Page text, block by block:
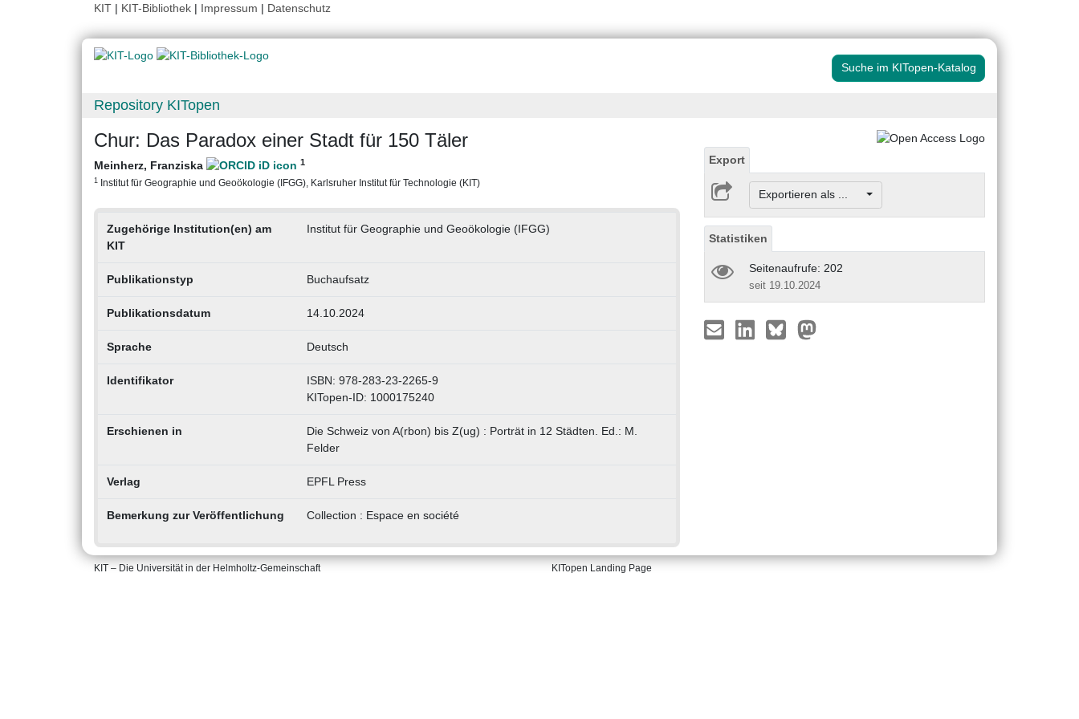
KIT | KIT-Bibliothek | Impressum | Datenschutz
Suche im KITopen-Katalog
Repository KITopen
Chur: Das Paradox einer Stadt für 150 Täler
Meinherz, Franziska 1
1 Institut für Geographie und Geoökologie (IFGG), Karlsruher Institut für Technologie (KIT)
Zugehörige Institution(en) am
KIT
Institut für Geographie und Geoökologie (IFGG)
Publikationstyp Buchaufsatz
Publikationsdatum 14.10.2024
Sprache Deutsch
Identifikator
ISBN: 978-283-23-2265-9
KITopen-ID: 1000175240
Erschienen in
Die Schweiz von A(rbon) bis Z(ug) : Porträt in 12 Städten. Ed.: M.
Felder
Verlag EPFL Press
Bemerkung zur Veröffentlichung Collection : Espace en société
Export
Exportieren als ...
Statistiken
Seitenaufrufe: 202
seit 19.10.2024
KIT – Die Universität in der Helmholtz-Gemeinschaft KITopen Landing Page